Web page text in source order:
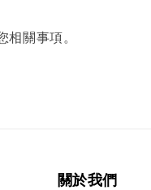
關事項。
關於我們